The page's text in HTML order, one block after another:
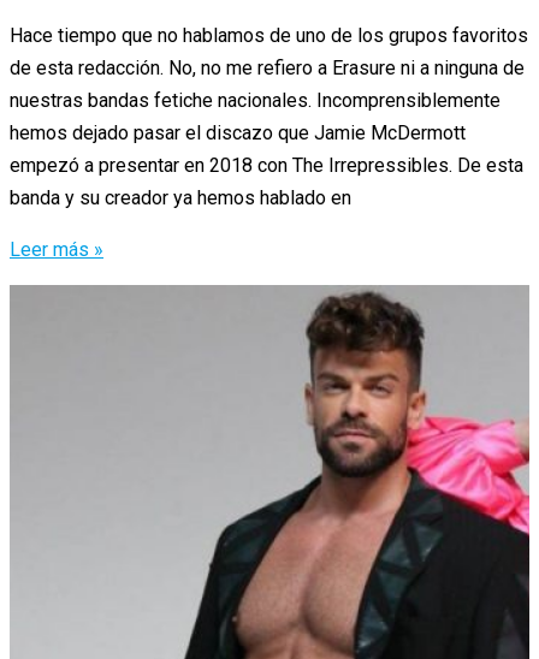
Hace tiempo que no hablamos de uno de los grupos favoritos
de esta redacción. No, no me refiero a Erasure ni a ninguna de
nuestras bandas fetiche nacionales. Incomprensiblemente
hemos dejado pasar el discazo que Jamie McDermott
empezó a presentar en 2018 con The Irrepressibles. De esta
banda y su creador ya hemos hablado en
Los
Superhéroes
Leer más »